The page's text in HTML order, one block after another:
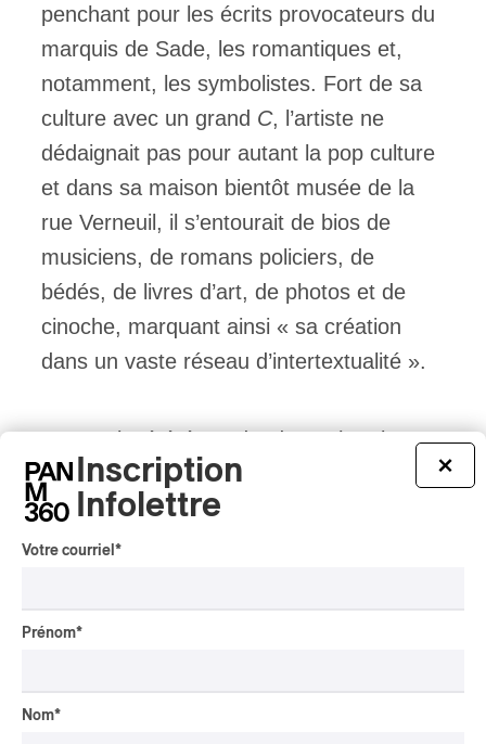
penchant pour les écrits provocateurs du
marquis de Sade, les romantiques et,
notamment, les symbolistes. Fort de sa
culture avec un grand C, l’artiste ne
dédaignait pas pour autant la pop culture
et dans sa maison bientôt musée de la
rue Verneuil, il s’entourait de bios de
musiciens, de romans policiers, de
bédés, de livres d’art, de photos et de
cinoche, marquant ainsi « sa création
dans un vaste réseau d’intertextualité ».
Noceur invétéré, ce dandy trash qui se
parfumait au Van Cleef & Arpels
collectionnait les cartes de membres de
boîtes de nuit, mais aussi les
hasard de ses pérégrinations nocturnes,
dédicacée des livres qui lui étaient offerts.
×
Inscription
Infolettre
Votre courriel *
Prénom*
Nom*